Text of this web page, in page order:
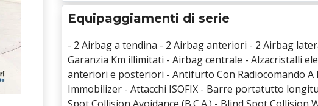
Equipaggiamenti di serie
- 2 Airbag a tendina - 2 Airbag anteriori - 2 Airbag
Garanzia Km illimitati - Airbag centrale - Alzacristalli
anteriori e posteriori - Antifurto Con Radiocomando A
Immobilizer - Attacchi ISOFIX - Barre portatutto